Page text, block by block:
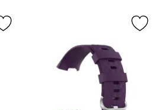
Markera armband Fitbit Charge 3 /